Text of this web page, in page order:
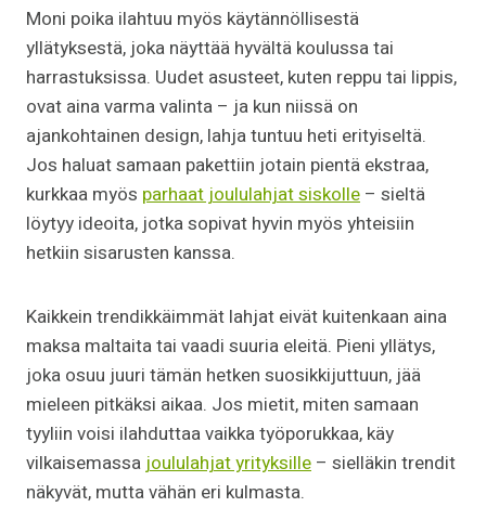
Moni poika ilahtuu myös käytännöllisestä
yllätyksestä, joka näyttää hyvältä koulussa tai
harrastuksissa. Uudet asusteet, kuten reppu tai lippis,
ovat aina varma valinta – ja kun niissä on
ajankohtainen design, lahja tuntuu heti erityiseltä.
Jos haluat samaan pakettiin jotain pientä ekstraa,
kurkkaa myös parhaat joululahjat siskolle – sieltä
löytyy ideoita, jotka sopivat hyvin myös yhteisiin
hetkiin sisarusten kanssa.
Kaikkein trendikkäimmät lahjat eivät kuitenkaan aina
maksa maltaita tai vaadi suuria eleitä. Pieni yllätys,
joka osuu juuri tämän hetken suosikkijuttuun, jää
mieleen pitkäksi aikaa. Jos mietit, miten samaan
tyyliin voisi ilahduttaa vaikka työporukkaa, käy
vilkaisemassa joululahjat yrityksille – sielläkin trendit
näkyvät, mutta vähän eri kulmasta.